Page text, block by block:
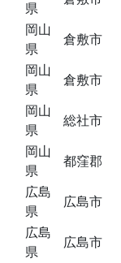
県
岡山
県
倉敷市
岡山
県
倉敷市
岡山
県
総社市
岡山
県
都窪郡
広島
県
広島市
広島
県
広島市